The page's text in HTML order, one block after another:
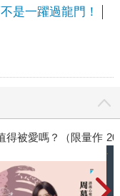
是一躍過龍門！
推薦